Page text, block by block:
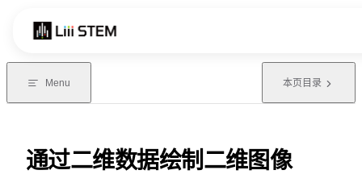
Menu 本页目录
通过二维数据绘制二维图像